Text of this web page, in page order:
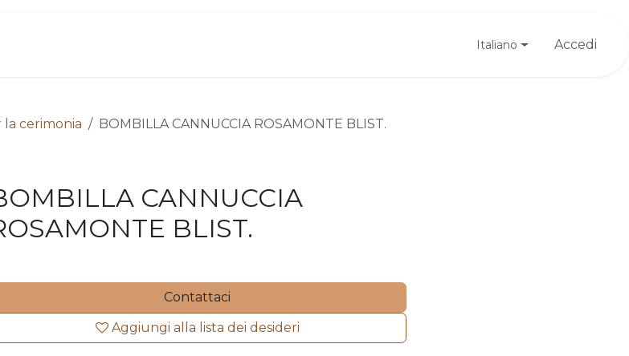
Italiano Accedi
la cerimonia BOMBILLA CANNUCCIA ROSAMONTE BLIST.
CANNUCCIA
BLIST.
Contattaci
Aggiungi alla lista dei desideri